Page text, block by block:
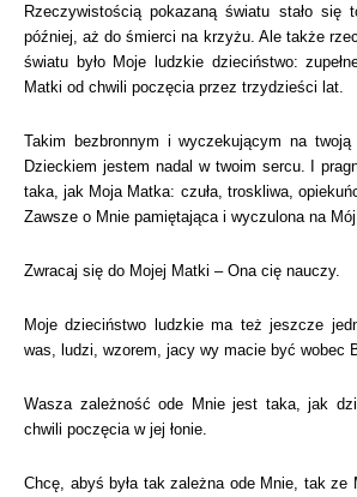
Rzeczywistością pokazaną światu stało się
później, aż do śmierci na krzyżu. Ale także
światu było Moje ludzkie dzieciństwo:
Matki od chwili poczęcia przez trzydzieści lat.
Takim bezbronnym i wyczekującym na twoją
Dzieckiem jestem nadal w twoim sercu. I
taka, jak Moja Matka: czuła, troskliwa,
Zawsze o Mnie pamiętająca i wyczulona na Mój
Zwracaj się do Mojej Matki – Ona cię nauczy.
Moje dzieciństwo ludzkie ma też jeszcze
was, ludzi, wzorem, jacy wy macie być wobec
Wasza zależność ode Mnie jest taka, jak
chwili poczęcia w jej łonie.
Chcę, abyś była tak zależna ode Mnie, tak ze